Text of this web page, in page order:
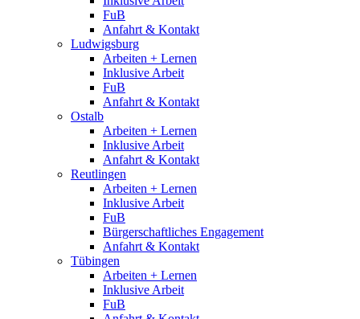
FuB
Anfahrt & Kontakt
Ludwigsburg
Arbeiten + Lernen
Inklusive Arbeit
FuB
Anfahrt & Kontakt
Ostalb
Arbeiten + Lernen
Inklusive Arbeit
Anfahrt & Kontakt
Reutlingen
Arbeiten + Lernen
Inklusive Arbeit
FuB
Bürgerschaftliches Engagement
Anfahrt & Kontakt
Tübingen
Arbeiten + Lernen
Inklusive Arbeit
FuB